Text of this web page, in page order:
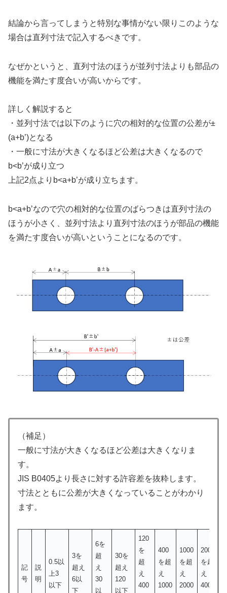
結論から言ってしまうと特別な事情がない限りこのような
場合は直列寸法で記入するべきです。
なぜかというと、直列寸法のほうが並列寸法よりも部品の
機能を満たす度合いが高いからです。
詳しく解説すると
・並列寸法では以下のように穴の相対的な位置の公差が±
(a+b’)となる
・一般に寸法が大きくなるほど公差は大きくなるので
b<b’が成り立つ
上記2点よりb<a+b’が成り立ちます。
b<a+b’なので穴の相対的な位置のばらつきは直列寸法の
ほうが小さく、並列寸法より直列寸法のほうが部品の機能
を満たす度合いが高いということになるのです。
（補足）
一般に寸法が大きくなるほど公差は大きくなりま
す。
JIS B0405より長さに対する許容差を抜粋します。
寸法とともに公差が大きくなっていることがわかり
ます。
記
号
説
明
0.5以
上3
以下
3を
超え
6以
下
6を
超
え
30
以
30を
超え
120
以下
120
を
超
え
400
400
を超
え
1000
1000
を超
え
2000
2000
を超
え
4000